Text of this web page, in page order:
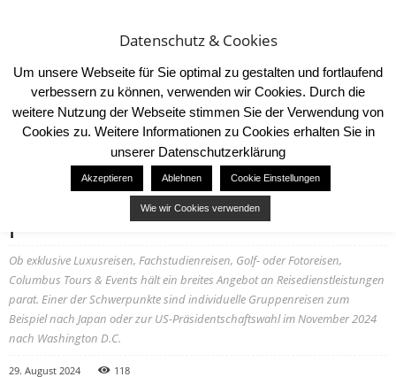
Düsseldorf: Gruppenreisen
Ob exklusive Luxusreisen, Fachstudienreisen, Golf- oder Fotoreisen,
Columbus Tours & Events hält ein breites Angebot an Reisedienstleistungen
parat. Einer der Schwerpunkte sind individuelle Gruppenreisen zum
Beispiel nach Japan oder zur US-Präsidentschaftswahl im November 2024
nach Washington D.C.
29. August 2024 118
Datenschutz & Cookies
Um unsere Webseite für Sie optimal zu gestalten und fortlaufend
verbessern zu können, verwenden wir Cookies. Durch die
weitere Nutzung der Webseite stimmen Sie der Verwendung von
Cookies zu. Weitere Informationen zu Cookies erhalten Sie in
unserer Datenschutzerklärung
Akzeptieren Ablehnen Cookie Einstellungen
Wie wir Cookies verwenden